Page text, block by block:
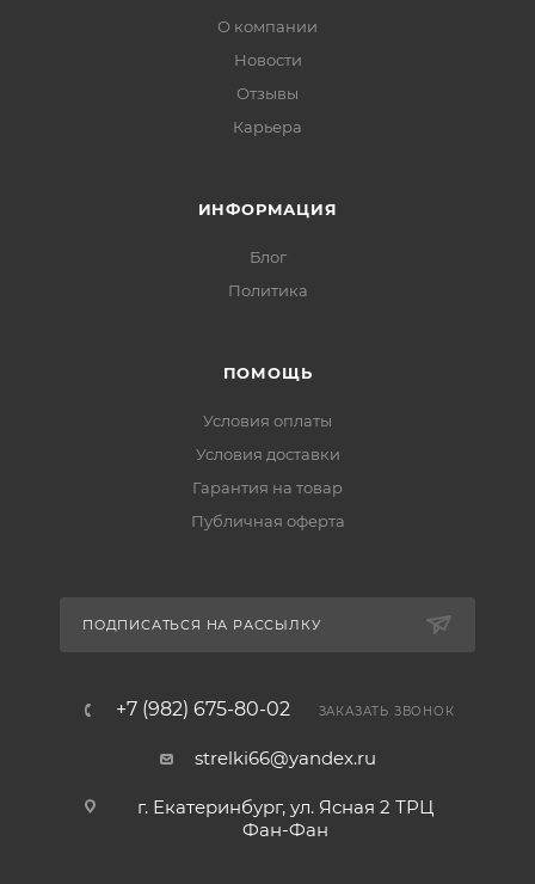
О компании
Новости
Отзывы
Карьера
ИНФОРМАЦИЯ
Блог
Политика
ПОМОЩЬ
Условия оплаты
Условия доставки
Гарантия на товар
Публичная оферта
ПОДПИСАТЬСЯ НА РАССЫЛКУ
+7 (982) 675-80-02 ЗАКАЗАТЬ ЗВОНОК
strelki66@yandex.ru
г. Екатеринбург, ул. Ясная 2 ТРЦ
Фан-Фан